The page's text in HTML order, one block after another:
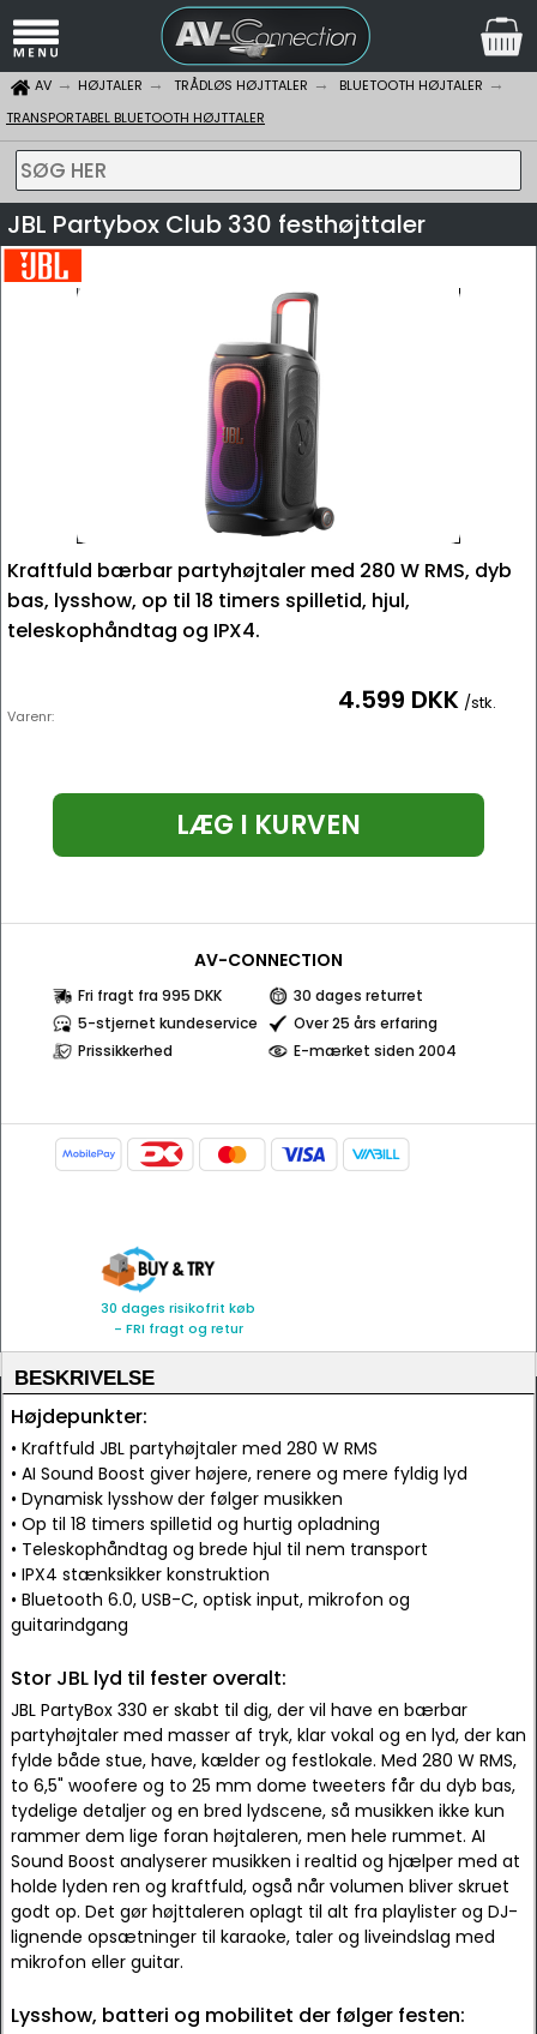
AV HØJTALER TRÅDLØS HØJTTALER
BLUETOOTH HØJTALER
TRANSPORTABEL BLUETOOTH HØJTTALER
SØG HER
JBL Partybox Club 330 festhøjttaler
Kraftfuld bærbar partyhøjtaler med 280 W RMS, dyb
bas, lysshow, op til 18 timers spilletid, hjul,
teleskophåndtag og IPX4.
Varenr: 4.599 DKK /stk.
LÆG I KURVEN
AV-CONNECTION
Fri fragt fra 995 DKK
30 dages returret
5-stjernet kundeservice
Over 25 års erfaring
Prissikkerhed
E-mærket siden 2004
30 dages risikofrit køb
- FRI fragt og retur
BESKRIVELSE
Højdepunkter:
• Kraftfuld JBL partyhøjtaler med 280 W RMS
• AI Sound Boost giver højere, renere og mere fyldig lyd
• Dynamisk lysshow der følger musikken
• Op til 18 timers spilletid og hurtig opladning
• Teleskophåndtag og brede hjul til nem transport
• IPX4 stænksikker konstruktion
• Bluetooth 6.0, USB-C, optisk input, mikrofon og
guitarindgang
Stor JBL lyd til fester overalt:
JBL PartyBox 330 er skabt til dig, der vil have en bærbar
partyhøjtaler med masser af tryk, klar vokal og en lyd, der kan
fylde både stue, have, kælder og festlokale. Med 280 W RMS,
to 6,5" woofere og to 25 mm dome tweeters får du dyb bas,
tydelige detaljer og en bred lydscene, så musikken ikke kun
rammer dem lige foran højtaleren, men hele rummet. AI
Sound Boost analyserer musikken i realtid og hjælper med at
holde lyden ren og kraftfuld, også når volumen bliver skruet
godt op. Det gør højttaleren oplagt til alt fra playlister og DJ-
lignende opsætninger til karaoke, taler og liveindslag med
mikrofon eller guitar.
Lysshow, batteri og mobilitet der følger festen: